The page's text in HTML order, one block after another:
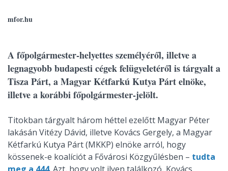
mfor.hu
A főpolgármester-helyettes személyéről, illetve a
legnagyobb budapesti cégek felügyeletéről is tárgyalt a
Tisza Párt, a Magyar Kétfarkú Kutya Párt elnöke,
illetve a korábbi főpolgármester-jelölt.
Titokban tárgyalt három héttel ezelőtt Magyar Péter
lakásán Vitézy Dávid, illetve Kovács Gergely, a Magyar
Kétfarkú Kutya Párt (MKKP) elnöke arról, hogy
kössenek-e koalíciót a Fővárosi Közgyűlésben – tudta